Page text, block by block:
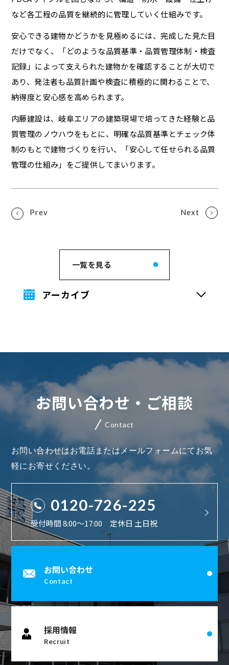
など各工程の品質を継続的に管理していく仕組みです。
安心できる建物かどうかを見極めるには、完成した見た目
だけでなく、「どのような品質基準・品質管理体制・検査
記録」によって支えられた建物かを確認することが大切で
あり、発注者も品質計画や検査に積極的に関わることで、
納得度と安心感を高められます。
内藤建設は、岐阜エリアの建築現場で培ってきた経験と品
質管理のノウハウをもとに、明確な品質基準とチェック体
制のもとで建物づくりを行い、「安心して任せられる品質
管理の仕組み」をご提供してまいります。
一覧を見る
アーカイブ
お問い合わせはお電話またはメールフォームにてお気
軽にお寄せください。
Contact
お問い合わせ・ご相談
0120-726-225
受付時間 8:00〜17:00 定休日 土日祝
お問い合わせ
Contact
採用情報
Recruit